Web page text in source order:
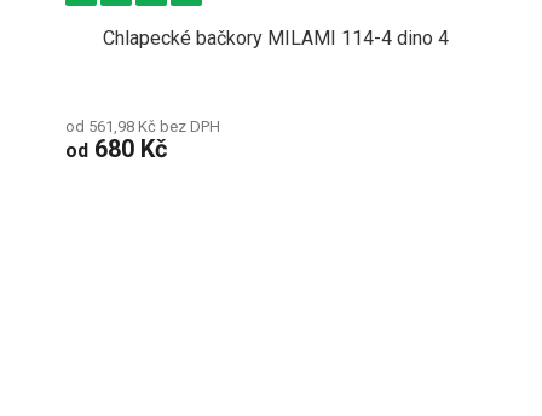
Chlapecké bačkory MILAMI 114-4 dino 4
od 561,98 Kč bez DPH
od 680 Kč